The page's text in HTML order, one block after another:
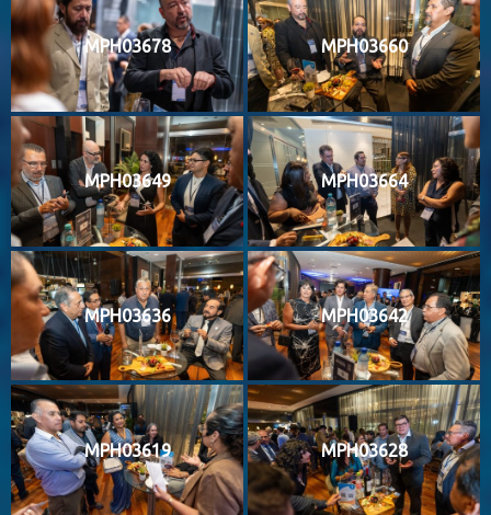
MPH03678 MPH03660
MPH03649 MPH03664
MPH03636 MPH03642
MPH03619 MPH03628